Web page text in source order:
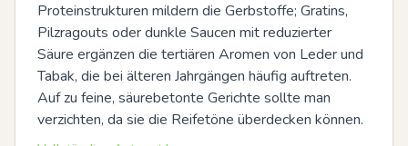
Proteinstrukturen mildern die Gerbstoffe; Gratins,
Pilzragouts oder dunkle Saucen mit reduzierter
Säure ergänzen die tertiären Aromen von Leder und
Tabak, die bei älteren Jahrgängen häufig auftreten.
Auf zu feine, säurebetonte Gerichte sollte man
verzichten, da sie die Reifetöne überdecken können.